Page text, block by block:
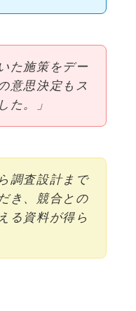
た施策をデー
意思決定もス
た。」
調査設計まで
き、競合との
る資料が得ら